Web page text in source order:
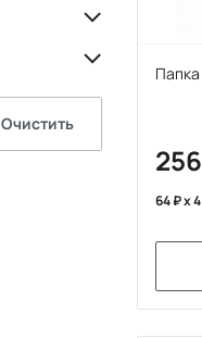
Очистить
256
64 x